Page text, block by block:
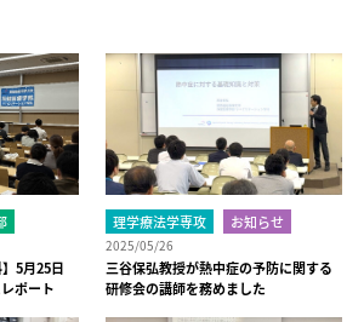
5月25日
ポート
理学療法学専攻 お知らせ
2025/05/26
三谷保弘教授が熱中症の予防に関する
研修会の講師を務めました